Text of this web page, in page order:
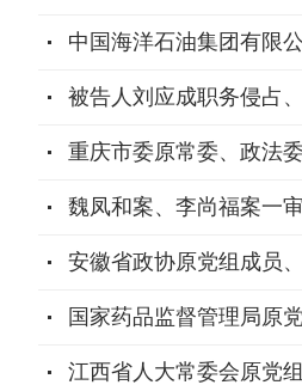
中国海洋石油集团有限
被告人刘应成职务侵占
重庆市委原常委、政法
魏凤和案、李尚福案一
安徽省政协原党组成员
国家药品监督管理局原
江西省人大常委会原党